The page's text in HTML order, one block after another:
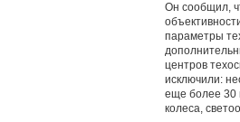
Он сообщил,
параметры
центров
исключили:
еще более 30
колеса,